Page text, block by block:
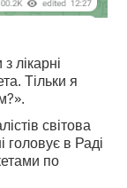
лікарні
Тільки я
світова
головує в Раді
по